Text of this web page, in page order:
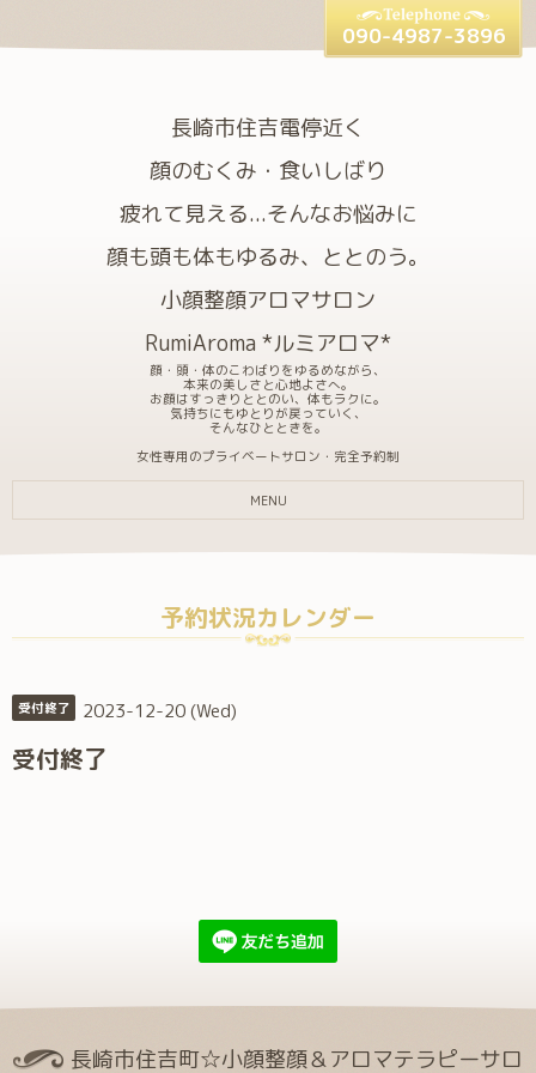
長崎市住吉電停近く
顔のむくみ・食いしばり
疲れて見える...そんなお悩みに
顔も頭も体もゆるみ、ととのう。
小顔整顔アロマサロン
RumiAroma *ルミアロマ*
顔・頭・体のこわばりをゆるめながら、
本来の美しさと心地よさへ。
お顔はすっきりととのい、体もラクに。
気持ちにもゆとりが戻っていく、
そんなひとときを。
女性専用のプライベートサロン・完全予約制
090-4987-3896
MENU
予約状況カレンダー
受付終了 2023-12-20 (Wed)
受付終了
長崎市住吉町☆小顔整顔＆アロマテラピーサロ